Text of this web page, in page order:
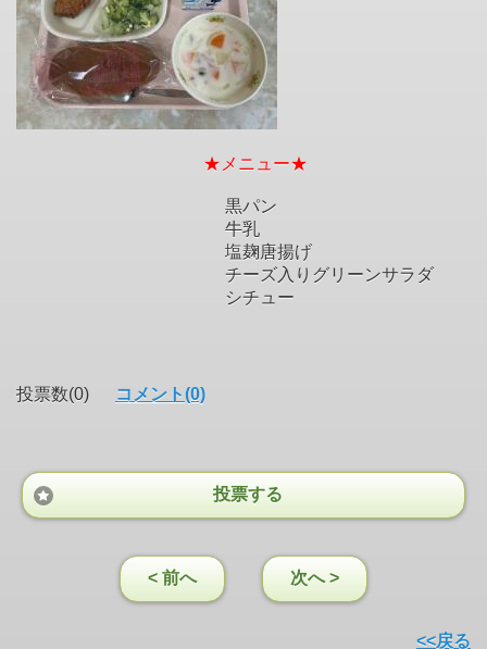
★メニュー★
黒パン
牛乳
塩麹唐揚げ
チーズ入りグリーンサラダ
シチュー
投票数(0) コメント(0)
投票する
< 前へ 次へ >
<<戻る